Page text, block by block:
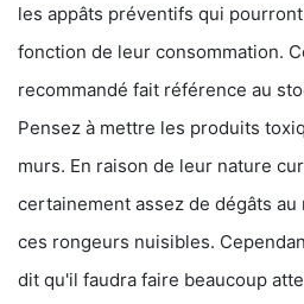
les appâts préventifs qui
fonction de leur consommation.
recommandé fait référence au
Pensez à mettre les produits
murs. En raison de leur nature
certainement assez de dégâts
ces rongeurs nuisibles.
dit qu'il faudra faire beaucoup